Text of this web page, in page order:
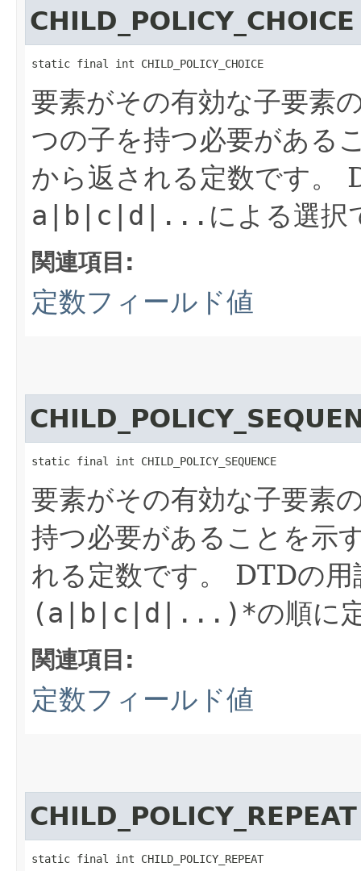
CHILD_POLICY_CHOICE
static final int CHILD_POLICY_CHOICE
要素がその有効な子要素
つの子を持つ必要がある
から返される定数です。
a|b|c|d|... による選択
関連項目:
定数フィールド値
static final int CHILD_POLICY_SEQUENCE
要素がその有効な子要素
持つ必要があることを示
れる定数です。
DTDの用
(a|b|c|d|...)*の順に
関連項目:
定数フィールド値
CHILD_POLICY_REPEAT
static final int CHILD_POLICY_REPEAT